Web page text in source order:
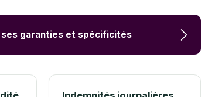
garanties et spécificités